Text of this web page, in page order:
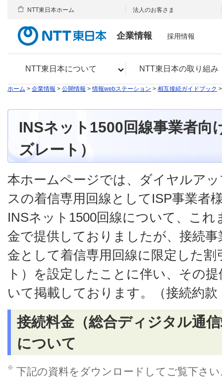
企業情報
NTT東日本について NTT東日本の取り組み
NTT東日本ホーム 法人のお客さま
採用情報
ホーム > 企業情報 > 公開情報 >情報webステーション > 相互接続ガイドブック
INSネット1500回線事業者向
ズレート）
本ホームページでは、ダイヤルア
スの着信専用回線としてISP事業者
INSネット1500回線について、こ
金で提供しておりましたが、接続
金として着信専用回線に限定した
ト）を設定したことに伴い、その
いて掲載しております。（接続約款
接続料金（総合ディジタル通
について
※ 下記の資料をダウンロードしてご覧下さい